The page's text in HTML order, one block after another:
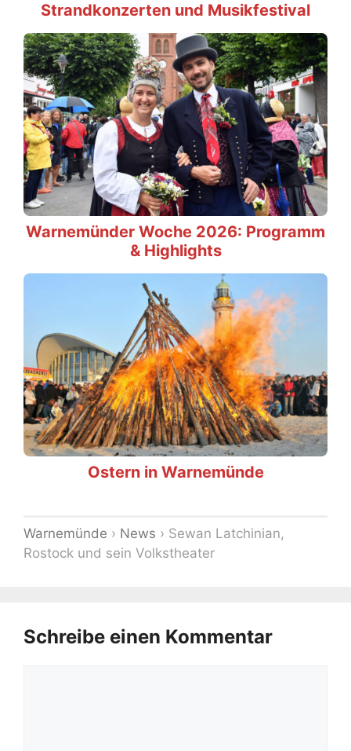
Strandkonzerten und Musikfestival
Warnemünder Woche 2026: Programm
& Highlights
Ostern in Warnemünde
Warnemünde › News › Sewan Latchinian,
Rostock und sein Volkstheater
Schreibe einen Kommentar